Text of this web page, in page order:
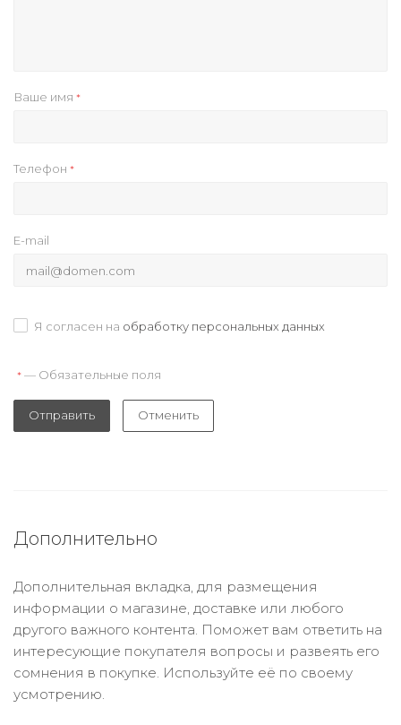
Ваше имя *
Телефон *
E-mail
Я согласен на обработку персональных данных
* — Обязательные поля
Отправить Отменить
Дополнительно
Дополнительная вкладка, для размещения
информации о магазине, доставке или любого
другого важного контента. Поможет вам ответить на
интересующие покупателя вопросы и развеять его
сомнения в покупке. Используйте её по своему
усмотрению.